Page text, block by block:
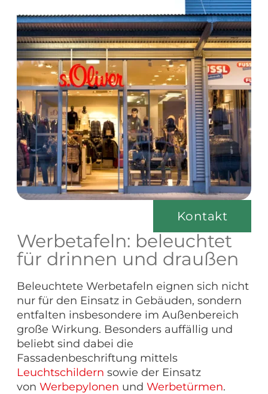
Kontakt
Werbetafeln: beleuchtet
für drinnen und draußen
Beleuchtete Werbetafeln eignen sich nicht
nur für den Einsatz in Gebäuden, sondern
entfalten insbesondere im Außenbereich
große Wirkung. Besonders auffällig und
beliebt sind dabei die
Fassadenbeschriftung mittels
Leuchtschildern sowie der Einsatz
von Werbepylonen und Werbetürmen.